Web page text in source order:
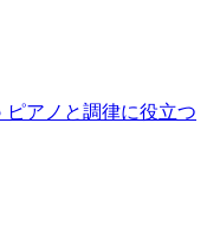
ピアノと調律に役立つ